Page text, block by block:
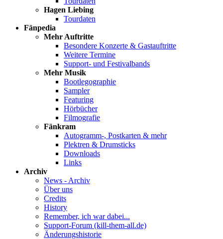
Hagen Liebing
Tourdaten
Fänpedia
Mehr Auftritte
Besondere Konzerte & Gastauftritte
Weitere Termine
Support- und Festivalbands
Mehr Musik
Bootlegographie
Sampler
Featuring
Hörbücher
Filmografie
Fänkram
Autogramm-, Postkarten & mehr
Plektren & Drumsticks
Downloads
Links
Archiv
News - Archiv
Über uns
Credits
History
Remember, ich war dabei...
Support-Forum (kill-them-all.de)
Änderungshistorie